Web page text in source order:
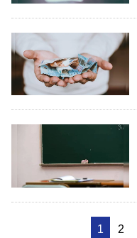
1 2